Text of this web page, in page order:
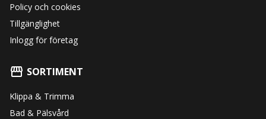
Policy och cookies
Tillgänglighet
Inlogg för företag
SORTIMENT
Klippa & Trimma
Bad & Pälsvård